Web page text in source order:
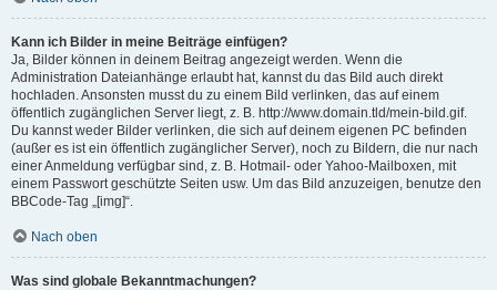
Kann ich Bilder in meine Beiträge einfügen?
Ja, Bilder können in deinem Beitrag angezeigt werden. Wenn die
Administration Dateianhänge erlaubt hat, kannst du das Bild auch direkt
hochladen. Ansonsten musst du zu einem Bild verlinken, das auf einem
öffentlich zugänglichen Server liegt, z. B. http://www.domain.tld/mein-bild.gif.
Du kannst weder Bilder verlinken, die sich auf deinem eigenen PC befinden
(außer es ist ein öffentlich zugänglicher Server), noch zu Bildern, die nur nach
einer Anmeldung verfügbar sind, z. B. Hotmail- oder Yahoo-Mailboxen, mit
einem Passwort geschützte Seiten usw. Um das Bild anzuzeigen, benutze den
BBCode-Tag „[img]“.
Nach oben
Was sind globale Bekanntmachungen?